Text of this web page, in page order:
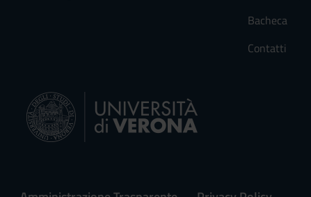
Bacheca
Contatti